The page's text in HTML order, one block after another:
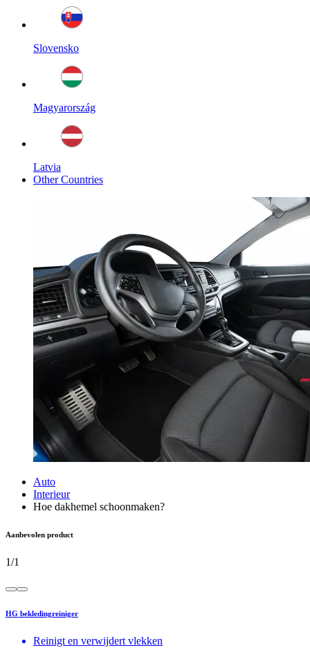
Slovensko
Magyarország
Latvia
Other Countries
Auto
Interieur
Hoe dakhemel schoonmaken?
Aanbevolen product
1/1
HG bekledingreiniger
Reinigt en verwijdert vlekken